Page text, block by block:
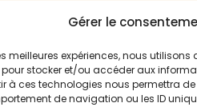
Gérer le
meilleures expériences, nous
stocker et/ou accéder aux
à ces technologies nous permettra
de navigation ou les ID
Votre panier